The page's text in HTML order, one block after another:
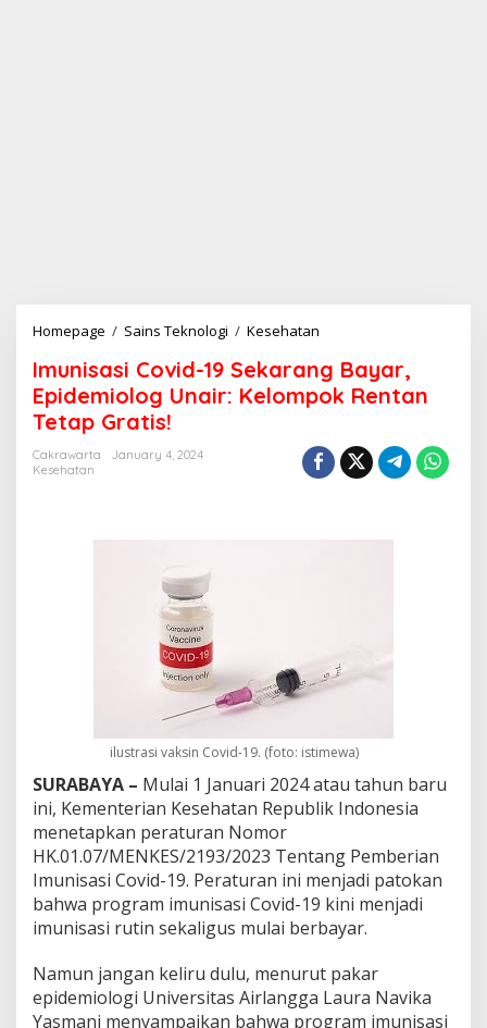
Homepage / Sains Teknologi / Kesehatan
u
n
i
a
s
e
r
a
n
g
B
y
a
,
E
i
d
e
Imunisasi Covid-19 Sekarang Bayar,
Epidemiolog Unair: Kelompok Rentan
Tetap Gratis!
Cakrawarta
January 4, 2024
Kesehatan
ilustrasi vaksin Covid-19. (foto: istimewa)
SURABAYA – Mulai 1 Januari 2024 atau tahun baru
ini, Kementerian Kesehatan Republik Indonesia
menetapkan peraturan Nomor
HK.01.07/MENKES/2193/2023 Tentang Pemberian
Imunisasi Covid-19. Peraturan ini menjadi patokan
bahwa program imunisasi Covid-19 kini menjadi
imunisasi rutin sekaligus mulai berbayar.
Namun jangan keliru dulu, menurut pakar
epidemiologi Universitas Airlangga Laura Navika
Yasmani menyampaikan bahwa program imunisasi